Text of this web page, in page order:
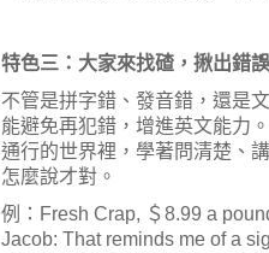
特色三：大家來找碴，揪出錯
不管是拼字錯、發音錯，還是
能避免再犯錯，增進英文能力
通行的世界裡，學著問清楚、
怎麼說才對。
例：Fresh Crap, ＄8.99 a
Jacob: That reminds me of a